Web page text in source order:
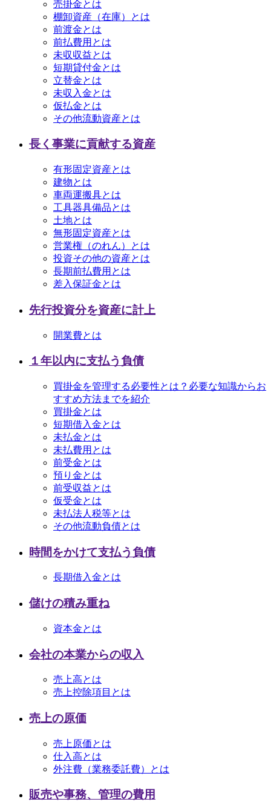
売掛金とは
棚卸資産（在庫）とは
前渡金とは
前払費用とは
未収収益とは
短期貸付金とは
立替金とは
未収入金とは
仮払金とは
その他流動資産とは
長く事業に貢献する資産
有形固定資産とは
建物とは
車両運搬具とは
工具器具備品とは
土地とは
無形固定資産とは
営業権（のれん）とは
投資その他の資産とは
長期前払費用とは
差入保証金とは
先行投資分を資産に計上
開業費とは
１年以内に支払う負債
買掛金を管理する必要性とは？必要な知識からお
すすめ方法までを紹介
買掛金とは
短期借入金とは
未払金とは
未払費用とは
前受金とは
預り金とは
前受収益とは
仮受金とは
未払法人税等とは
その他流動負債とは
時間をかけて支払う負債
長期借入金とは
儲けの積み重ね
資本金とは
会社の本業からの収入
売上高とは
売上控除項目とは
売上の原価
売上原価とは
仕入高とは
外注費（業務委託費）とは
販売や事務、管理の費用